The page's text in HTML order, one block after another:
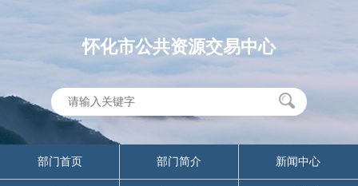
怀化市公共资源交易中心
部门首页 部门简介 新闻中心